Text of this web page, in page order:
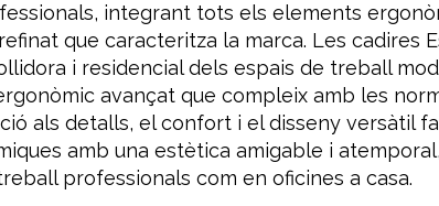
integrant tots els elements
que caracteritza la marca. Les cadires
i residencial dels espais de treball
avançat que compleix amb les
als detalls, el confort i el disseny versàtil
amb una estètica amigable i
professionals com en oficines a casa.